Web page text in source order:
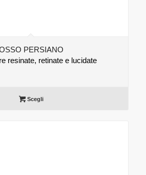
PERSIANO
resinate, retinate e lucidate
Scegli